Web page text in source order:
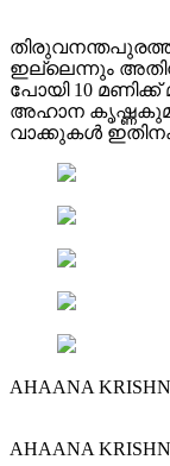
തിരുവനന്തപുരത്ത്
ഇല്ലെന്നും
പോയി 10
അഹാന
വാക്കുകൾ
AHAANA
AHAANA